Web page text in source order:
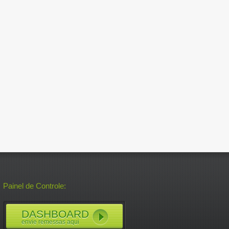
Painel de Controle:
DASHBOARD
envie remessas aqui